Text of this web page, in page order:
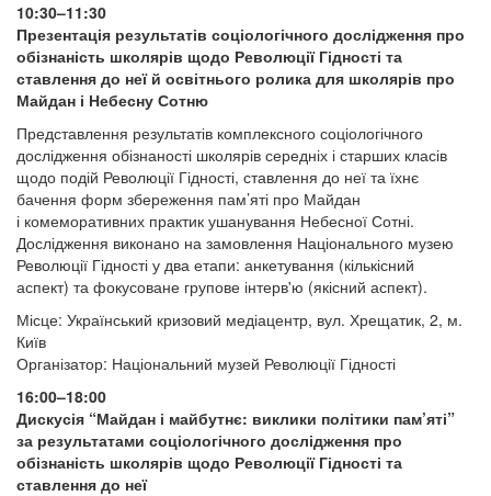
10:30–11:30
Презентація результатів соціологічного дослідження про
обізнаність школярів щодо Революції Гідності та
ставлення до неї й освітнього ролика для школярів про
Майдан і Небесну Сотню
Представлення результатів комплексного соціологічного
дослідження обізнаності школярів середніх і старших класів
щодо подій Революції Гідності, ставлення до неї та їхнє
бачення форм збереження пам’яті про Майдан
і комеморативних практик ушанування Небесної Сотні.
Дослідження виконано на замовлення Національного музею
Революції Гідності у два етапи: анкетування (кількісний
аспект) та фокусоване групове інтерв'ю (якісний аспект).
Місце: Український кризовий медіацентр, вул. Хрещатик, 2, м.
Київ
Організатор: Національний музей Революції Гідності
16:00–18:00
Дискусія “Майдан і майбутнє: виклики політики пам’яті”
за результатами соціологічного дослідження про
обізнаність школярів щодо Революції Гідності та
ставлення до неї